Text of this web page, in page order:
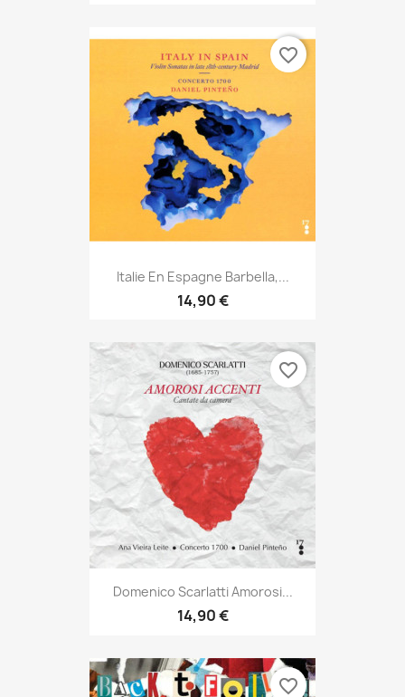
Italie En Espagne Barbella,...
14,90 €
favorite_border
Domenico Scarlatti Amorosi...
14,90 €
favorite_border
favorite_border